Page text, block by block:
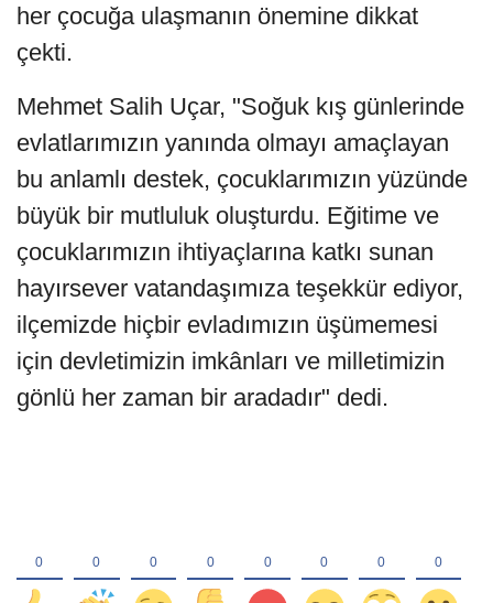
her çocuğa ulaşmanın önemine dikkat
çekti.
Mehmet Salih Uçar, "Soğuk kış günlerinde
evlatlarımızın yanında olmayı amaçlayan
bu anlamlı destek, çocuklarımızın yüzünde
büyük bir mutluluk oluşturdu. Eğitime ve
çocuklarımızın ihtiyaçlarına katkı sunan
hayırsever vatandaşımıza teşekkür ediyor,
ilçemizde hiçbir evladımızın üşümemesi
için devletimizin imkânları ve milletimizin
gönlü her zaman bir aradadır" dedi.